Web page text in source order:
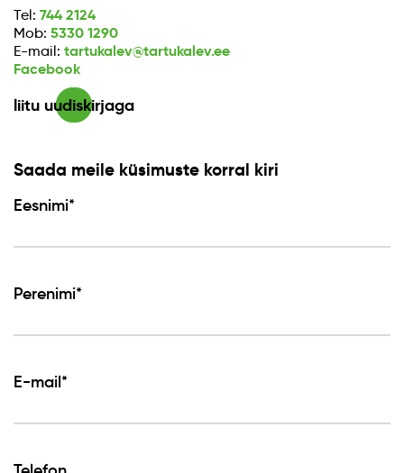
Tel: 744 2124
Mob: 5330 1290
E-mail: tartukalev@tartukalev.ee
Facebook
liitu uudiskirjaga
Saada meile küsimuste korral kiri
Eesnimi*
Perenimi*
E-mail*